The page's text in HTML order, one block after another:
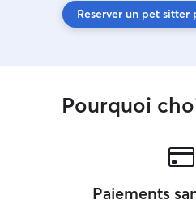
Reserver un pet sitter
Pourquoi
Paiements